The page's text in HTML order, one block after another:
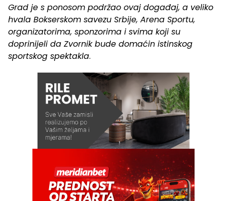
Grad je s ponosom podržao ovaj događaj, a veliko
hvala Bokserskom savezu Srbije, Arena Sportu,
organizatorima, sponzorima i svima koji su
doprinijeli da Zvornik bude domaćin istinskog
sportskog spektakla.